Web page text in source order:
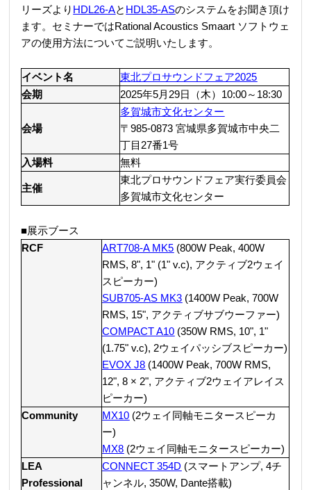
リーズより HDL26-Aと HDL35-ASのシステムをお聞き頂け
ます。セミナーではRational Acoustics Smaart ソフトウェ
アの使用方法についてご説明いたします。
イベント名
東北プロサウンドフェア2025
会期
2025年5月29日（木）10:00～18:30
会場
多賀城市文化センター
〒985-0873 宮城県多賀城市中央二
丁目27番1号
入場料
無料
主催
東北プロサウンドフェア実行委員会
多賀城市文化センター
■展示ブース
RCF
ART708-A MK5 (800W Peak, 400W
RMS, 8", 1" (1" v.c), アクティブ2ウェイ
スピーカー)
SUB705-AS MK3 (1400W Peak, 700W
RMS, 15", アクティブサブウーファー)
COMPACT A10 (350W RMS, 10", 1"
(1.75" v.c), 2ウェイパッシブスピーカー)
EVOX J8 (1400W Peak, 700W RMS,
12", 8 × 2", アクティブ2ウェイアレイス
ピーカー)
Community
MX10 (2ウェイ同軸モニタースピーカ
ー)
MX8 (2ウェイ同軸モニタースピーカー)
LEA
Professional
CONNECT 354D (スマートアンプ, 4チ
ャンネル, 350W, Dante搭載)